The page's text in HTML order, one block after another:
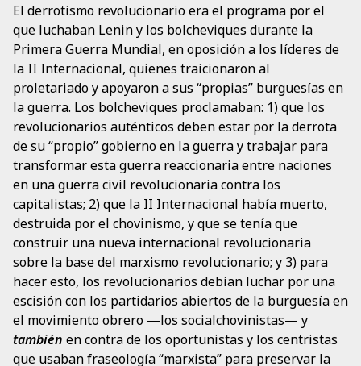
El derrotismo revolucionario era el programa por el
que luchaban Lenin y los bolcheviques durante la
Primera Guerra Mundial, en oposición a los líderes de
la II Internacional, quienes traicionaron al
proletariado y apoyaron a sus “propias” burguesías en
la guerra. Los bolcheviques proclamaban: 1) que los
revolucionarios auténticos deben estar por la derrota
de su “propio” gobierno en la guerra y trabajar para
transformar esta guerra reaccionaria entre naciones
en una guerra civil revolucionaria contra los
capitalistas; 2) que la II Internacional había muerto,
destruida por el chovinismo, y que se tenía que
construir una nueva internacional revolucionaria
sobre la base del marxismo revolucionario; y 3) para
hacer esto, los revolucionarios debían luchar por una
escisión con los partidarios abiertos de la burguesía en
el movimiento obrero —los socialchovinistas— y
también en contra de los oportunistas y los centristas
que usaban fraseología “marxista” para preservar la